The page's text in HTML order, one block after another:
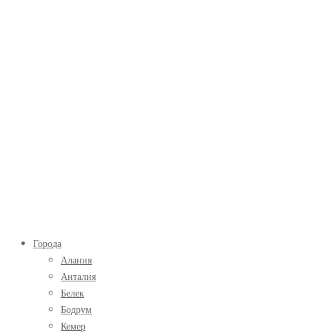
в
Турции
ГлавноеГорода
Алания
Анталия
Белек
Бодрум
Кемер